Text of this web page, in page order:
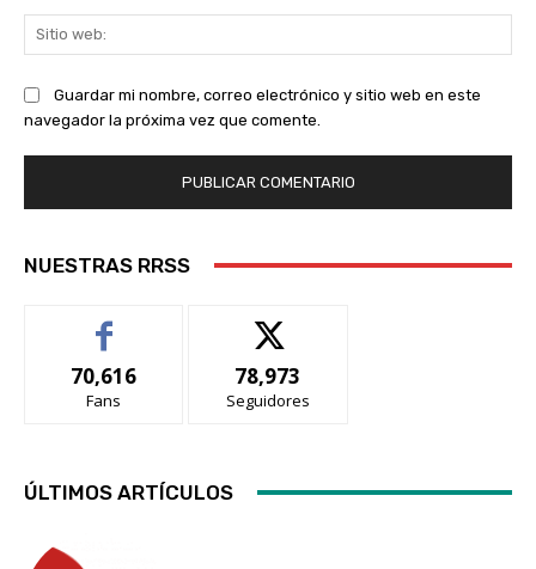
Guardar mi nombre, correo electrónico y sitio web en este
navegador la próxima vez que comente.
NUESTRAS RRSS
70,616
Fans
78,973
Seguidores
ÚLTIMOS ARTÍCULOS